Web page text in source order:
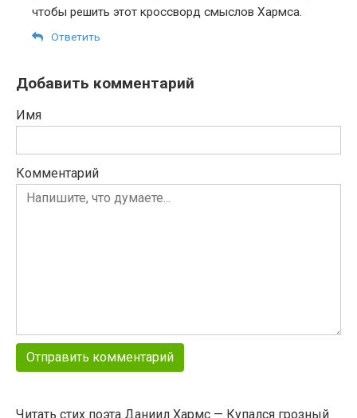
чтобы решить этот кроссворд смыслов Хармса.
Ответить
Добавить комментарий
Имя
Комментарий
Читать стих поэта Даниил Хармс — Купался грозный